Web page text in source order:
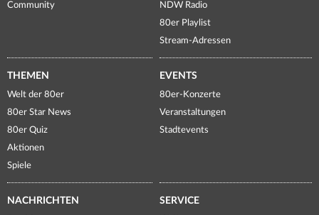
Community
NDW Radio
80er Playlist
Stream-Adressen
THEMEN
Welt der 80er
80er Star News
80er Quiz
Aktionen
Spiele
EVENTS
80er-Konzerte
Veranstaltungen
Stadtevents
NACHRICHTEN SERVICE